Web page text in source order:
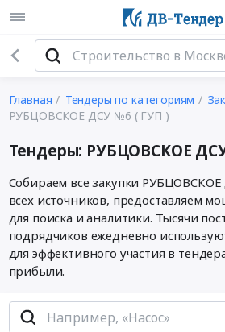
Главная Тендеры по категориям
РУБЦОВСКОЕ ДСУ №6 ( ГУП )
Тендеры: РУБЦОВСКОЕ
Собираем все закупки
всех источников, предоставляем
для поиска и аналитики. Тысячи
подрядчиков ежедневно
для эффективного участия в
прибыли.